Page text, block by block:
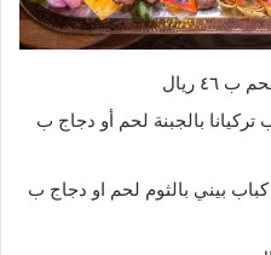
ريال
بالجبنة لحم أو دجاج ب
بيني بالثوم لحم او دجاج ب